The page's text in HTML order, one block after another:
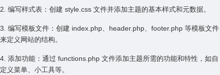
2. 编写样式表：创建 style.css ⽂件并添加主题的基本样式和元数据。
3. 编写模板⽂件：创建 index.php、header.php、footer.php 等模板⽂件
来定义⽹站的结构。
4. 添加功能：通过 functions.php ⽂件添加主题所需的功能和特性，如⾃
定义菜单、⼩⼯具等。